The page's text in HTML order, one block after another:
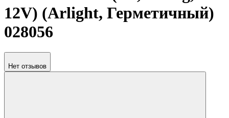
12V) (Arlight, Герметичный)
028056
Нет отзывов